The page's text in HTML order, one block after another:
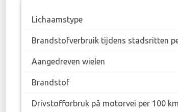
Lichaamstype
Brandstofverbruik tijdens stadsritten
Aangedreven wielen
Brandstof
Drivstofforbruk på motorvei per 100 km